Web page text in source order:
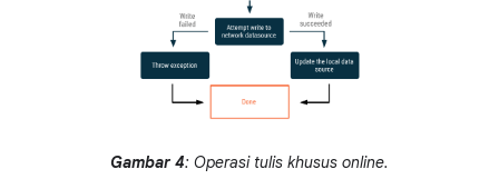
Gambar 4: Operasi tulis khusus online.